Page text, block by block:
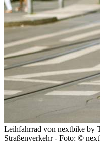
Leihfahrrad von nextbike by
Straßenverkehr - Foto: ©